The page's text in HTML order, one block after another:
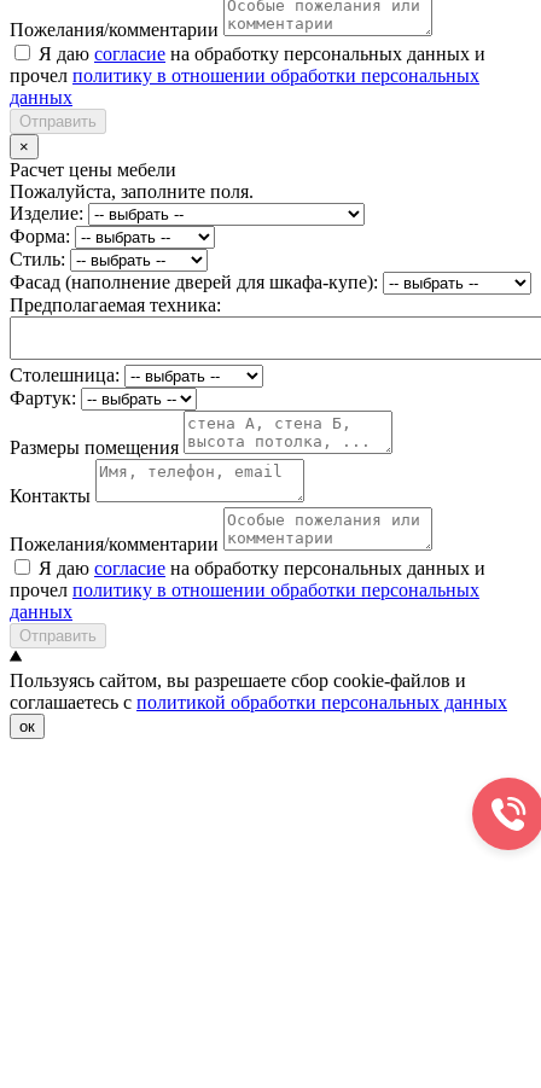
Пожелания/комментарии
Я даю согласие на обработку персональных данных и
прочел политику в отношении обработки персональных
данных
Отправить
×
Расчет цены мебели
Пожалуйста, заполните поля.
Изделие:
Форма:
Стиль:
Фасад (наполнение дверей для шкафа-купе):
Предполагаемая техника:
Столешница:
Фартук:
Размеры помещения
Контакты
Пожелания/комментарии
Я даю согласие на обработку персональных данных и
прочел политику в отношении обработки персональных
данных
Отправить
Пользуясь сайтом, вы разрешаете сбор cookie-файлов и
соглашаетесь с политикой обработки персональных данных
ок